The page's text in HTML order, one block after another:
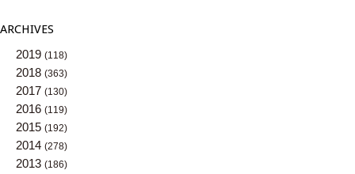
ARCHIVES
2019 (118)
2018 (363)
2017 (130)
2016 (119)
2015 (192)
2014 (278)
2013 (186)